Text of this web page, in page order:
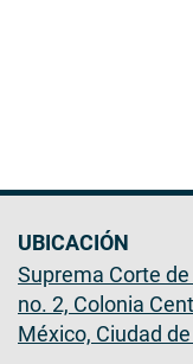
UBICACIÓN
Suprema Corte
no. 2, Colonia
México, Ciudad